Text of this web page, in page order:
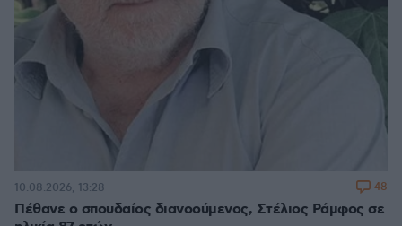
Πέθανε ο σπουδαίος διανοούμενος, Στέλιος Ράμφος σε
10.08.2026, 13:28 48